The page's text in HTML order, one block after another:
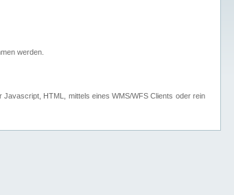
werden.
HTML, mittels eines WMS/WFS Clients oder rein